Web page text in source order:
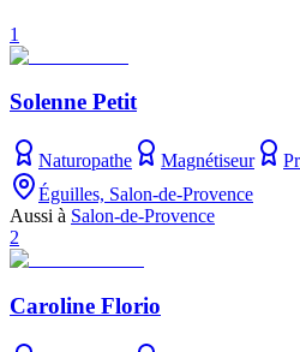
1
Solenne Petit
Naturopathe Magnétiseur
Éguilles, Salon-de-Provence
Aussi à Salon-de-Provence
2
Caroline Florio